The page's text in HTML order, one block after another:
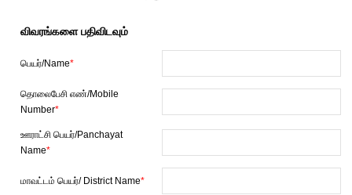
விவரங்களை பதிவிடவும்
பெயர்/Name*
தொலைபேசி எண்/Mobile
Number*
ஊராட்சி பெயர்/Panchayat
Name*
மாவட்டம் பெயர்/ District Name*